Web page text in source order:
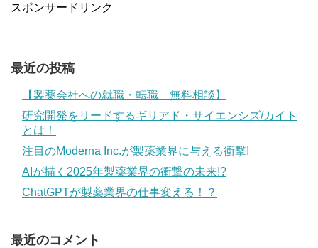
スポンサードリンク
最近の投稿
【製薬会社への就職・転職 無料相談】
研究開発をリードするギリアド・サイエンシズ/カイト
とは！
注目のModerna Inc.が製薬業界に与える衝撃!
AIが描く2025年製薬業界の衝撃の未来!?
ChatGPTが製薬業界の仕事変える！？
最近のコメント